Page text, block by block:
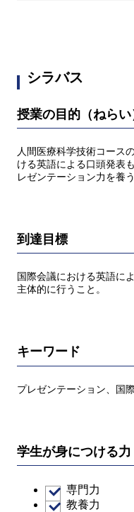
シラバス
授業の目的（ねら
人間医療科学技術コース
ける英語による口頭発表
レゼンテーション力を養う
到達目標
国際会議における英語に
主体的に行うこと。
キーワード
プレゼンテーション、国
学生が身につける力
専門力
教養力